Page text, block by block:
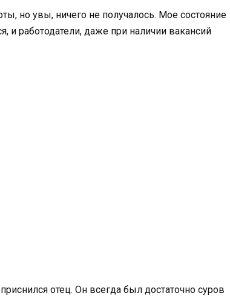
но увы, ничего не получалось. Мое состояние
и работодатели, даже при наличии вакансий
отец. Он всегда был достаточно суров